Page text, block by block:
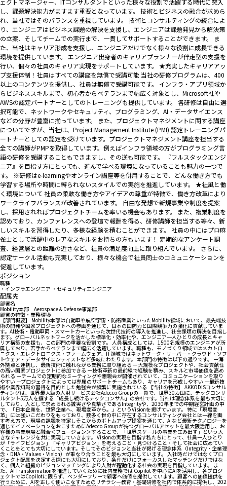
ェクトマネージャー、ITコンサルタントといった様々な役割で活躍する時代に突入
し、課題解決能力がますます重要となっています。 技術とビジネスの融合が求めら
れ、当社ではそのバランスを重視しています。 技術とコンサルティングの統合によ
り、エンジニアはビジネス課題の解決を支援し、エンジニアは課題発見から解決策
の立案、そしてチームでの実行まで、一貫してサポートすることができます。 ま
た、当社はキャリア形成を支援し、エンジニアだけでなく様々な役割に成長できる
環境を提供しています。 エンジニア出身者のキャリアプランナーが伴走型の支援を
行い、個々の社員のキャリア実現をサポートしています。 ★充実したキャリアアッ
プ支援体制！社員はすべての講座を無償で受講可能 当社の研修プログラムは、400
以上のコンテンツを提供し、社員は無償で受講可能です。 インフラ・アプリ領域か
らビジネススキルまで、初心者からベテランまで幅広く対象とし、Microsoft社や
AWSの認定パートナーとしてのトレーニングも提供しています。 各研修は自由に選
択可能で、ネットワークやセキュリティ、プログラミング、AI・データサイエンス
などの分野が豊富に揃っています。 また、プロジェクトマネジメントに関する講座
についてですが、当社は、Project Management Institute (PMI) 認定トレーニングパ
ートナーとしての認定を受けています。プロジェクトマネジメント講座を担当する
全ての講師がPMPを取得しています。​ 例えばインフラ領域の方がプログラミング言
語の研修を受講することもできますし、その逆も可能です。 『フルスタックエンジ
ニア』を目指す方にとっても、進んで学べる環境になっていることも魅力の一つで
す。 ※研修はe-learningやオンライン講座等を併用することで、どんな働き方でも
学習する場所や時間に縛られないスタイルでの実施を推進しています。 ★社風と働
く環境について 社員の柔軟な働き方やアイデアの尊重が特徴で、働き方改革により
ワークライフバランスが改善されています。 自由な発想で新規事業や制度を提案
し、採用されればプロジェクトチームを率いる機会もあります。 また、複業制度を
認めており、カンファレンスへの登壇で報酬を得る、研修講師を担当する等々、新
しいスキルを習得したり、多様な経験を積むことができます。 社員の中にはプロ麻
雀士として活躍中のレアなスキルをお持ちの方もいます！ 定期的なアンケート調
査、経営層との距離の近さなど、社員の満足度向上に取り組んでいます。 さらに、
認定サークル活動も充実しており、様々な機会で社員同士のコミュニケーションを
促進しています。
ポジション
職種
・インフラエンジニア ・セキュリティエンジニア
配属先
部署名
Mobility本部 Aerospace & Defense事業部
部署の特徴・業務環境
【部門概要】 Mobility本部は自動車や航空宇宙・防衛産業といったMobility領域において、最先端技
術の開発や国家プロジェクトへの参画を通じて、日本の国防力と国際競争力の強化に貢献していま
す。AI技術・電動車両・スマートカーといった次世代技術の導入を推進し、社会課題の解決を目指し
ます。グローバルネットワークを活かした標準化・効率化や、エンジニア一人ひとりの成長とキャ
リア構築の支援も、この部門の重要な役割です。 人員構成としては、1500名規模のエンジニアが所
属しており、若手からベテランまで幅広く活躍しています。職種も、モノづくり領域ではメカトロ
ニクス・エレクトロニクス・ファームウェア、IT領域ではネットワーク・サーバー・クラウド・ソフ
トウェア・データサイエンティストなど多岐にわたります。 本部門の特徴は以下の通りです。 ー海
外拠点と連携し、最新技術に触れながら業務に取り組める ー大規模なプロジェクトや、社会貢献性
の高い国家プロジェクトに参加できる ー技術革新の最前線で経験を積み、スキルと市場価値を高め
られる ーチームでの定期的なミーティングや懇親会が開催されていて、コミュニケーションを取り
やすい ープロジェクトによっては専属のサポートチームもあり、キャリアを形成しやすい ー最新技
術や業界知識の習得を目的とした勉強会が頻繁に実施されている 【当社の特徴】 AKKODiSコンサル
ティングは、世界最大級の人財サービス会社Adecco Groupの一員で、世界30カ国に、テックコンサ
ルタント5万人を擁する「成長し続けるテックコンサル」の会社です。当社は理念体系を最も大切に
しており、人として求められる誠実さや真摯さであるIntegrityや、2030年までの中期経営計画の中
で、「日本企業を、世界企業へ、現場変革から。」というVisionを掲げています。 特に「現場変
革」には強いこだわりをもっており、数多く世の中に存在するコンサルティング会社とは一線を画
す考え方で、現場の課題を特定しそこからのボトムアップ提案を通じて、AIなど最新テクノロジーを
通じてイノベーションをおこすためにAdecco Groupが持つグローバルアセットを最大限活用し、お
客様の事業現場と融合＜フュージョン＞することで、「世界スケールの事業を生み出す」という大
きなチャレンジを共に実現していきます。 Visionの実現を目指す私たちにとって、社員一人ひとり
が「ライフビジョン」「キャリアビジョン」を考えること・見つけること・そして社会に広めてい
くことをとても大切にしています。そしてそのビジョンと当社が掲げる理念体系（Integrity・企業理
念・DNA・Values・Vision）が重なり合うことを最も大切にしています。 入社時だけではなくプロ
ジェクト配属を決定する際にも大切にしており、条件だけにフォーカスしたマッチングだけではな
く、個人と組織のビジョンマッチングにより人財が躍動化する社会の実現を目指しています。 ま
た、AI Transformationを推進していくために社内業務では Copilot を中心にAIを活用し、各プロジ
ェクトではCopilotに限らず、ベンダーフリーで顧客へ価値を提供しています。顧客への価値提供を
行うために、AIを正しく使いこなすためのリテラシー教育・基礎研修を社内で体系的に提供し、202